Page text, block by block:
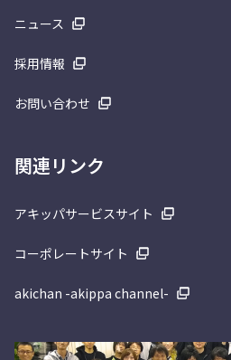
ニュース
採用情報
お問い合わせ
関連リンク
アキッパサービスサイト
コーポレートサイト
akichan -akippa channel-